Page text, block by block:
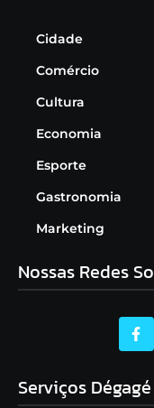
Cidade
Comércio
Cultura
Economia
Esporte
Gastronomia
Marketing
Nossas Redes
Serviços Dégagé